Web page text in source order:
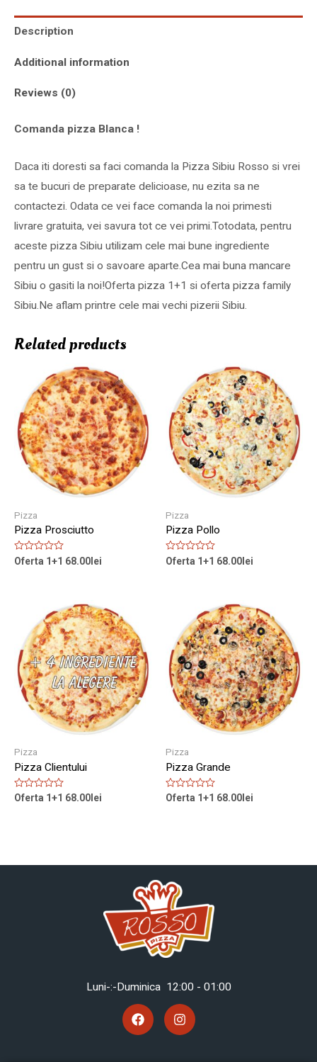
Description
Additional information
Reviews (0)
Comanda pizza Blanca !
Daca iti doresti sa faci comanda la Pizza Sibiu Rosso si vrei
sa te bucuri de preparate delicioase, nu ezita sa ne
contactezi. Odata ce vei face comanda la noi primesti
livrare gratuita, vei savura tot ce vei primi.Totodata, pentru
aceste pizza Sibiu utilizam cele mai bune ingrediente
pentru un gust si o savoare aparte.Cea mai buna mancare
Sibiu o gasiti la noi!Oferta pizza 1+1 si oferta pizza family
Sibiu.Ne aflam printre cele mai vechi pizerii Sibiu.
Related products
Pizza
Pizza Prosciutto
Rated
Oferta 1+1 68.00 lei
Pizza
Pizza Pollo
Rated
Oferta 1+1 68.00 lei
Pizza
Pizza Clientului
Rated
Oferta 1+1 68.00 lei
Pizza
Pizza Grande
Rated
Oferta 1+1 68.00 lei
Luni-:-Duminica 12:00 - 01:00